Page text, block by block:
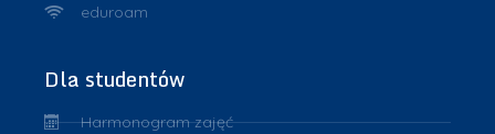
eduroam
Dla studentów
Harmonogram zajęć